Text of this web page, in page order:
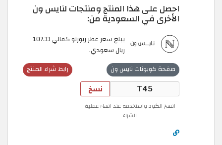
احصل على هذا المنتج ومنتجات لنايس ون
الأخرى في السعودية من:
يبلغ سعر عطر ربورتو كفالي 107.33
ريال سعودي.
رابط شراء المنتج صفحة كوبونات نايس ون
نسخ
انسخ الكود واستخدمه عند انهاء عملية
الشراء